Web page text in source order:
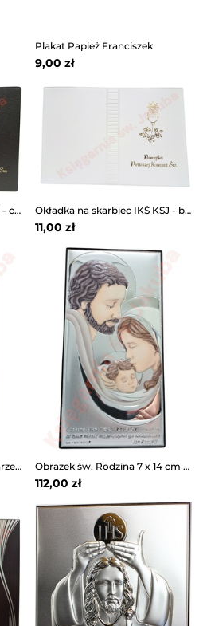
Plakat Papież Franciszek
9,00 zł
Okładka na skarbiec IKŚ KSJ - czarna Okładka na skarbiec IKŚ KSJ - biała
11,00 zł
Obrazk Aniołek 5 x 10 cm Chrzest, Roczek 6780/1 Obrazek św. Rodzina 7 x 14 cm 6650S/2 COL
112,00 zł